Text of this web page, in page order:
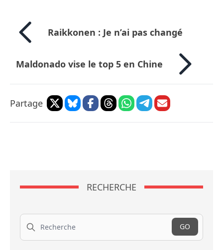
Raikkonen : Je n’ai pas changé
Maldonado vise le top 5 en Chine
Partage
RECHERCHE
Recherche
GO